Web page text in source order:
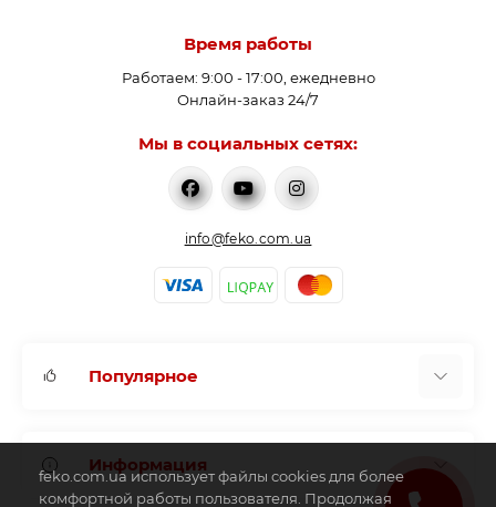
Время работы
Работаем: 9:00 - 17:00, ежедневно
Онлайн-заказ 24/7
Мы в социальных сетях:
info@feko.com.ua
Популярное
Аккумулирующие емкости
Бойлер косвенного нагрева
Информация
feko.com.ua использует файлы cookies для более
комфортной работы пользователя. Продолжая